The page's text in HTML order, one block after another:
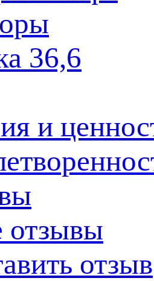
36,6
и
отзывы
отзыв